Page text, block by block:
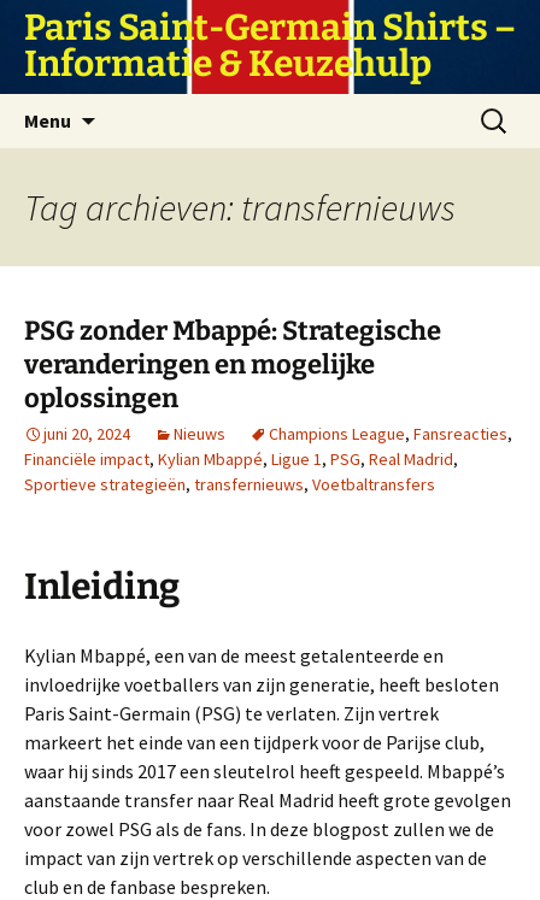
naar
inhoud
Paris Saint-Germain Shirts –
Informatie & Keuzehulp
Menu
Zoeken
naar:
Tag archieven: transfernieuws
PSG zonder Mbappé: Strategische
veranderingen en mogelijke
oplossingen
juni 20, 2024 Nieuws Champions League, Fansreacties,
Financiële impact, Kylian Mbappé, Ligue 1, PSG, Real Madrid,
Sportieve strategieën, transfernieuws, Voetbaltransfers
Inleiding
Kylian Mbappé, een van de meest getalenteerde en
invloedrijke voetballers van zijn generatie, heeft besloten
Paris Saint-Germain (PSG) te verlaten. Zijn vertrek
markeert het einde van een tijdperk voor de Parijse club,
waar hij sinds 2017 een sleutelrol heeft gespeeld. Mbappé’s
aanstaande transfer naar Real Madrid heeft grote gevolgen
voor zowel PSG als de fans. In deze blogpost zullen we de
impact van zijn vertrek op verschillende aspecten van de
club en de fanbase bespreken.